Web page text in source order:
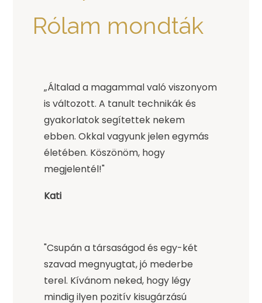
Rólam mondták
„Általad a magammal való viszonyom
is változott. A tanult technikák és
gyakorlatok segítettek nekem
ebben. Okkal vagyunk jelen egymás
életében. Köszönöm, hogy
megjelentél!"
Kati
"Csupán a társaságod és egy-két
szavad megnyugtat, jó mederbe
terel. Kívánom neked, hogy légy
mindig ilyen pozitív kisugárzású